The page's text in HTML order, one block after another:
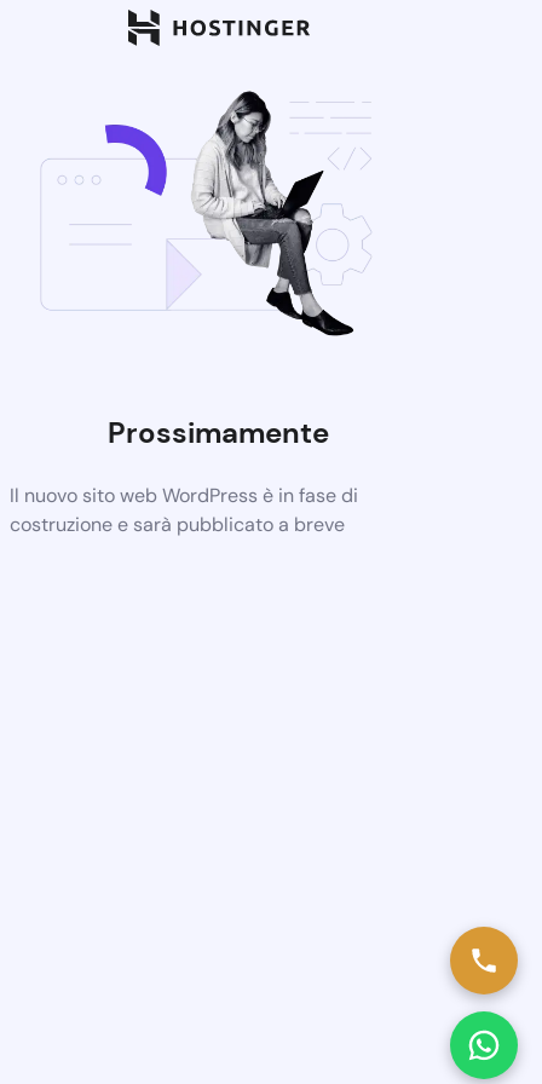
Prossimamente
Il nuovo sito web WordPress è in fase di
costruzione e sarà pubblicato a breve